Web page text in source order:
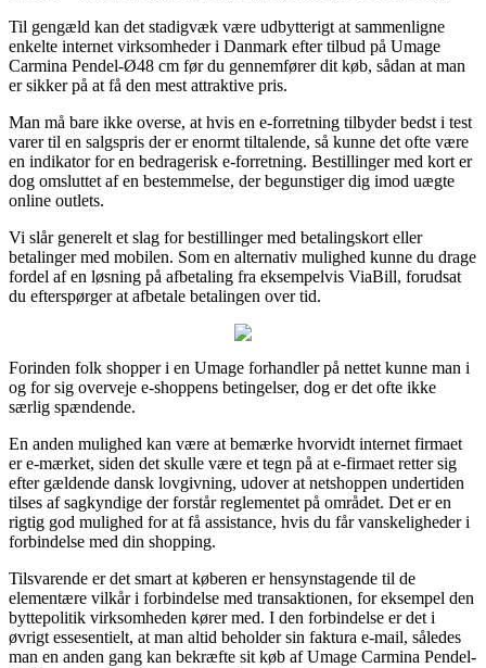
Til gengæld kan det stadigvæk være udbytterigt at sammenligne
enkelte internet virksomheder i Danmark efter tilbud på Umage
Carmina Pendel-Ø48 cm før du gennemfører dit køb, sådan at man
er sikker på at få den mest attraktive pris.
Man må bare ikke overse, at hvis en e-forretning tilbyder bedst i test
varer til en salgspris der er enormt tiltalende, så kunne det ofte være
en indikator for en bedragerisk e-forretning. Bestillinger med kort er
dog omsluttet af en bestemmelse, der begunstiger dig imod uægte
online outlets.
Vi slår generelt et slag for bestillinger med betalingskort eller
betalinger med mobilen. Som en alternativ mulighed kunne du drage
fordel af en løsning på afbetaling fra eksempelvis ViaBill, forudsat
du efterspørger at afbetale betalingen over tid.
Forinden folk shopper i en Umage forhandler på nettet kunne man i
og for sig overveje e-shoppens betingelser, dog er det ofte ikke
særlig spændende.
En anden mulighed kan være at bemærke hvorvidt internet firmaet
er e-mærket, siden det skulle være et tegn på at e-firmaet retter sig
efter gældende dansk lovgivning, udover at netshoppen undertiden
tilses af sagkyndige der forstår reglementet på området. Det er en
rigtig god mulighed for at få assistance, hvis du får vanskeligheder i
forbindelse med din shopping.
Tilsvarende er det smart at køberen er hensynstagende til de
elementære vilkår i forbindelse med transaktionen, for eksempel den
byttepolitik virksomheden kører med. I den forbindelse er det i
øvrigt essesentielt, at man altid beholder sin faktura e-mail, således
man en anden gang kan bekræfte sit køb af Umage Carmina Pendel-